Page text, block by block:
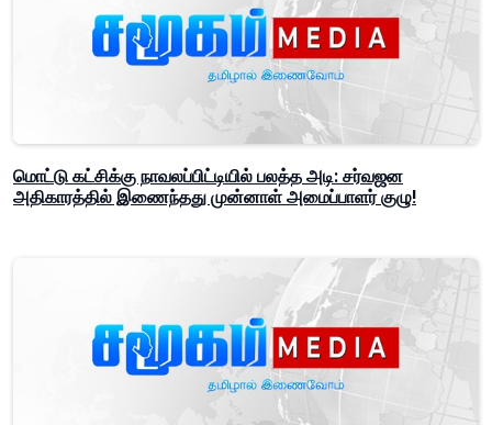
மொட்டு கட்சிக்கு நாவலப்பிட்டியில் பலத்த அடி: சர்வஜன
அதிகாரத்தில் இணைந்தது முன்னாள் அமைப்பாளர் குழு!